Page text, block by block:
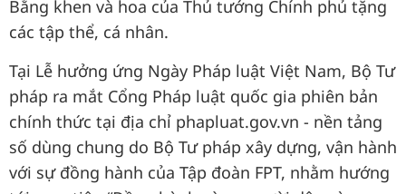
Bằng khen và hoa của Thủ tướng Chính phủ tặng
các tập thể, cá nhân.
Tại Lễ hưởng ứng Ngày Pháp luật Việt Nam, Bộ Tư
pháp ra mắt Cổng Pháp luật quốc gia phiên bản
chính thức tại địa chỉ phapluat.gov.vn - nền tảng
số dùng chung do Bộ Tư pháp xây dựng, vận hành
với sự đồng hành của Tập đoàn FPT, nhằm hướng